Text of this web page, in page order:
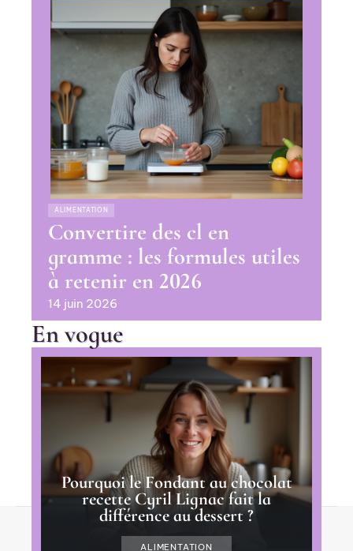
ALIMENTATION
Convertire des cl en
gramme : les formules utiles
à retenir en 2026
14 juin 2026
En vogue
Pourquoi le Fondant au chocolat
recette Cyril Lignac fait la
différence au dessert ?
ALIMENTATION